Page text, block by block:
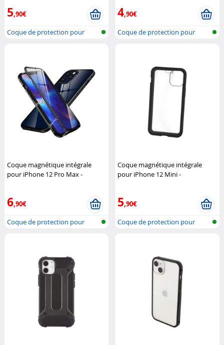
5,90€
Coque de protection pour
4,90€
Coque de protection pour
Coque magnétique intégrale
pour iPhone 12 Pro Max -
6,90€
Coque de protection pour
Coque magnétique intégrale
pour iPhone 12 Mini -
5,90€
Coque de protection pour